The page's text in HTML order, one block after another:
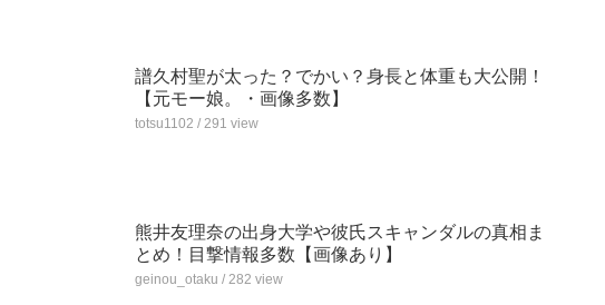
譜久村聖が太った？でかい？身長と体重も大公開！
【元モー娘。・画像多数】
totsu1102 / 291 view
熊井友理奈の出身大学や彼氏スキャンダルの真相ま
とめ！目撃情報多数【画像あり】
geinou_otaku / 282 view